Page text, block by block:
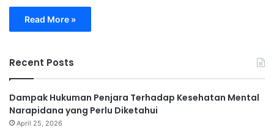
Read More »
Recent Posts
Dampak Hukuman Penjara Terhadap Kesehatan Mental
Narapidana yang Perlu Diketahui
April 25, 2026